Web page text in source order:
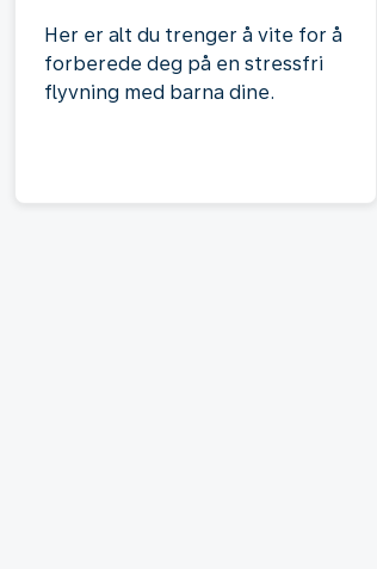
Her er alt du trenger å vite for å
forberede deg på en stressfri
flyvning med barna dine.